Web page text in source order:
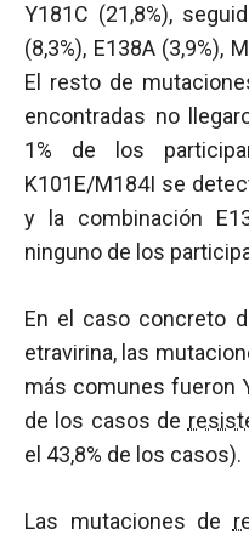
Y181C (21,8%),
(8,3%), E138A (3,9%),
El resto de
encontradas no
1% de los
K101E/M184I se
y la combinación
ninguno de los
En el caso concreto
etravirina, las
más comunes fueron
de los casos de
el 43,8% de los casos).
Las mutaciones de